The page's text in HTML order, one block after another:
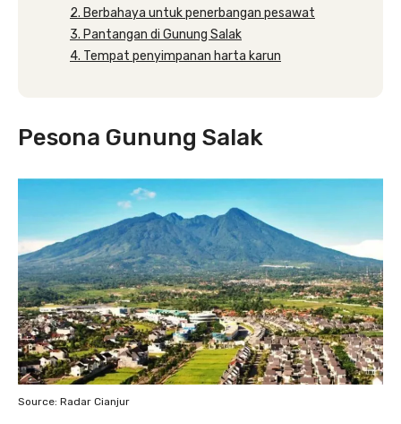
2. Berbahaya untuk penerbangan pesawat
3. Pantangan di Gunung Salak
4. Tempat penyimpanan harta karun
Pesona Gunung Salak
Source: Radar Cianjur